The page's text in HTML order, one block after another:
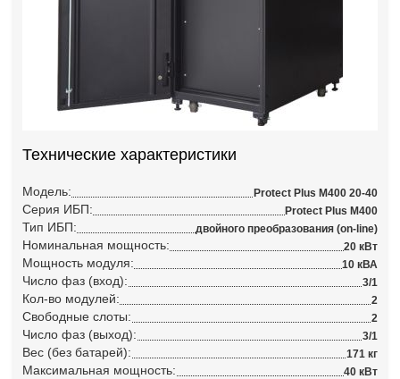
Технические характеристики
Модель: Protect Plus M400 20-40
Серия ИБП: Protect Plus M400
Тип ИБП: двойного преобразования (on-line)
Номинальная мощность: 20 кВт
Мощность модуля: 10 кВА
Число фаз (вход): 3/1
Кол-во модулей: 2
Свободные слоты: 2
Число фаз (выход): 3/1
Вес (без батарей): 171 кг
Максимальная мощность: 40 кВт